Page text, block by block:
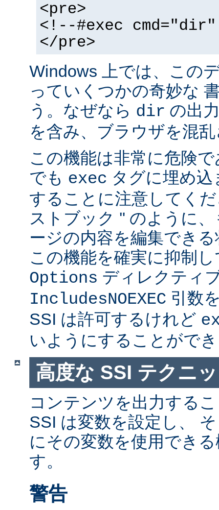
<pre>
<!--#exec
</pre>
Windows 上では、この
っていくつかの奇妙な
う。なぜなら dir の出
を含み、ブラウザを混
この機能は非常に危険
でも exec タグに埋め
することに注意してく
ストブック '' のように
ージの内容を編集でき
この機能を確実に抑制
Options ディレクティ
IncludesNOEXEC 引数
SSI は許可するけれど
いようにすることがで
高度な SSI テクニ
コンテンツを出力する
SSI は変数を設定し、
にその変数を使用でき
す。
警告